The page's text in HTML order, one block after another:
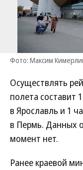
Фото: Максим
Осуществлять
полета составит
в Ярославль и 1
в Пермь. Данных
момент нет.
Ранее краевой